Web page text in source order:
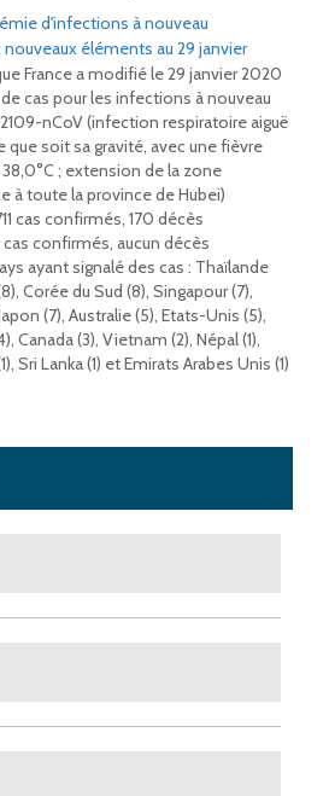
d'infections à nouveau
éléments au 29 janvier
France a modifié le 29 janvier 2020
cas pour les infections à nouveau
nCoV (infection respiratoire aiguë
que soit sa gravité, avec une fièvre
; extension de la zone
à toute la province de Hubei)
cas confirmés, 170 décès
cas confirmés, aucun décès
ayant signalé des cas : Thaïlande
Corée du Sud (8), Singapour (7),
(7), Australie (5), Etats-Unis (5),
Canada (3), Vietnam (2), Népal (1),
Sri Lanka (1) et Emirats Arabes Unis (1)